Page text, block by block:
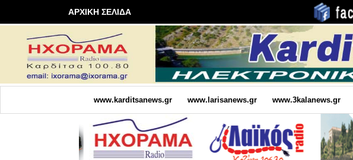
ΑΡΧΙΚΗ ΣΕΛΙΔΑ
www.karditsanews.gr www.larisanews.gr www.3kalanews.gr